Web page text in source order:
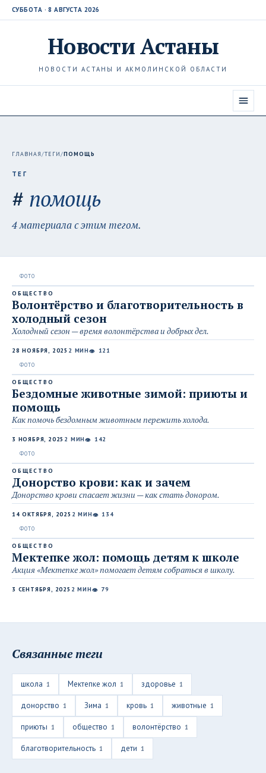
СУББОТА · 8 АВГУСТА 2026
НовостиАстаны
НОВОСТИ АСТАНЫ И АКМОЛИНСКОЙ ОБЛАСТИ
ГЛАВНАЯ/ТЕГИ/ПОМОЩЬ
ТЕГ
# помощь
4 материала с этим тегом.
ОБЩЕСТВО
Волонтёрство и благотворительность в
холодный сезон
Холодный сезон — время волонтёрства и добрых дел.
28 НОЯБРЯ, 2025 2 МИН👁 121
ОБЩЕСТВО
Бездомные животные зимой: приюты и
помощь
Как помочь бездомным животным пережить холода.
3 НОЯБРЯ, 2025 2 МИН👁 142
ОБЩЕСТВО
Донорство крови: как и зачем
Донорство крови спасает жизни — как стать донором.
14 ОКТЯБРЯ, 2025 2 МИН👁 134
ОБЩЕСТВО
Мектепке жол: помощь детям к школе
Акция «Мектепке жол» помогает детям собраться в школу.
3 СЕНТЯБРЯ, 2025 2 МИН👁 79
Связанные теги
школа 1 Мектепке жол 1 здоровье 1
донорство 1 Зима 1 кровь 1 животные 1
приюты 1 общество 1 волонтёрство 1
благотворительность 1 дети 1